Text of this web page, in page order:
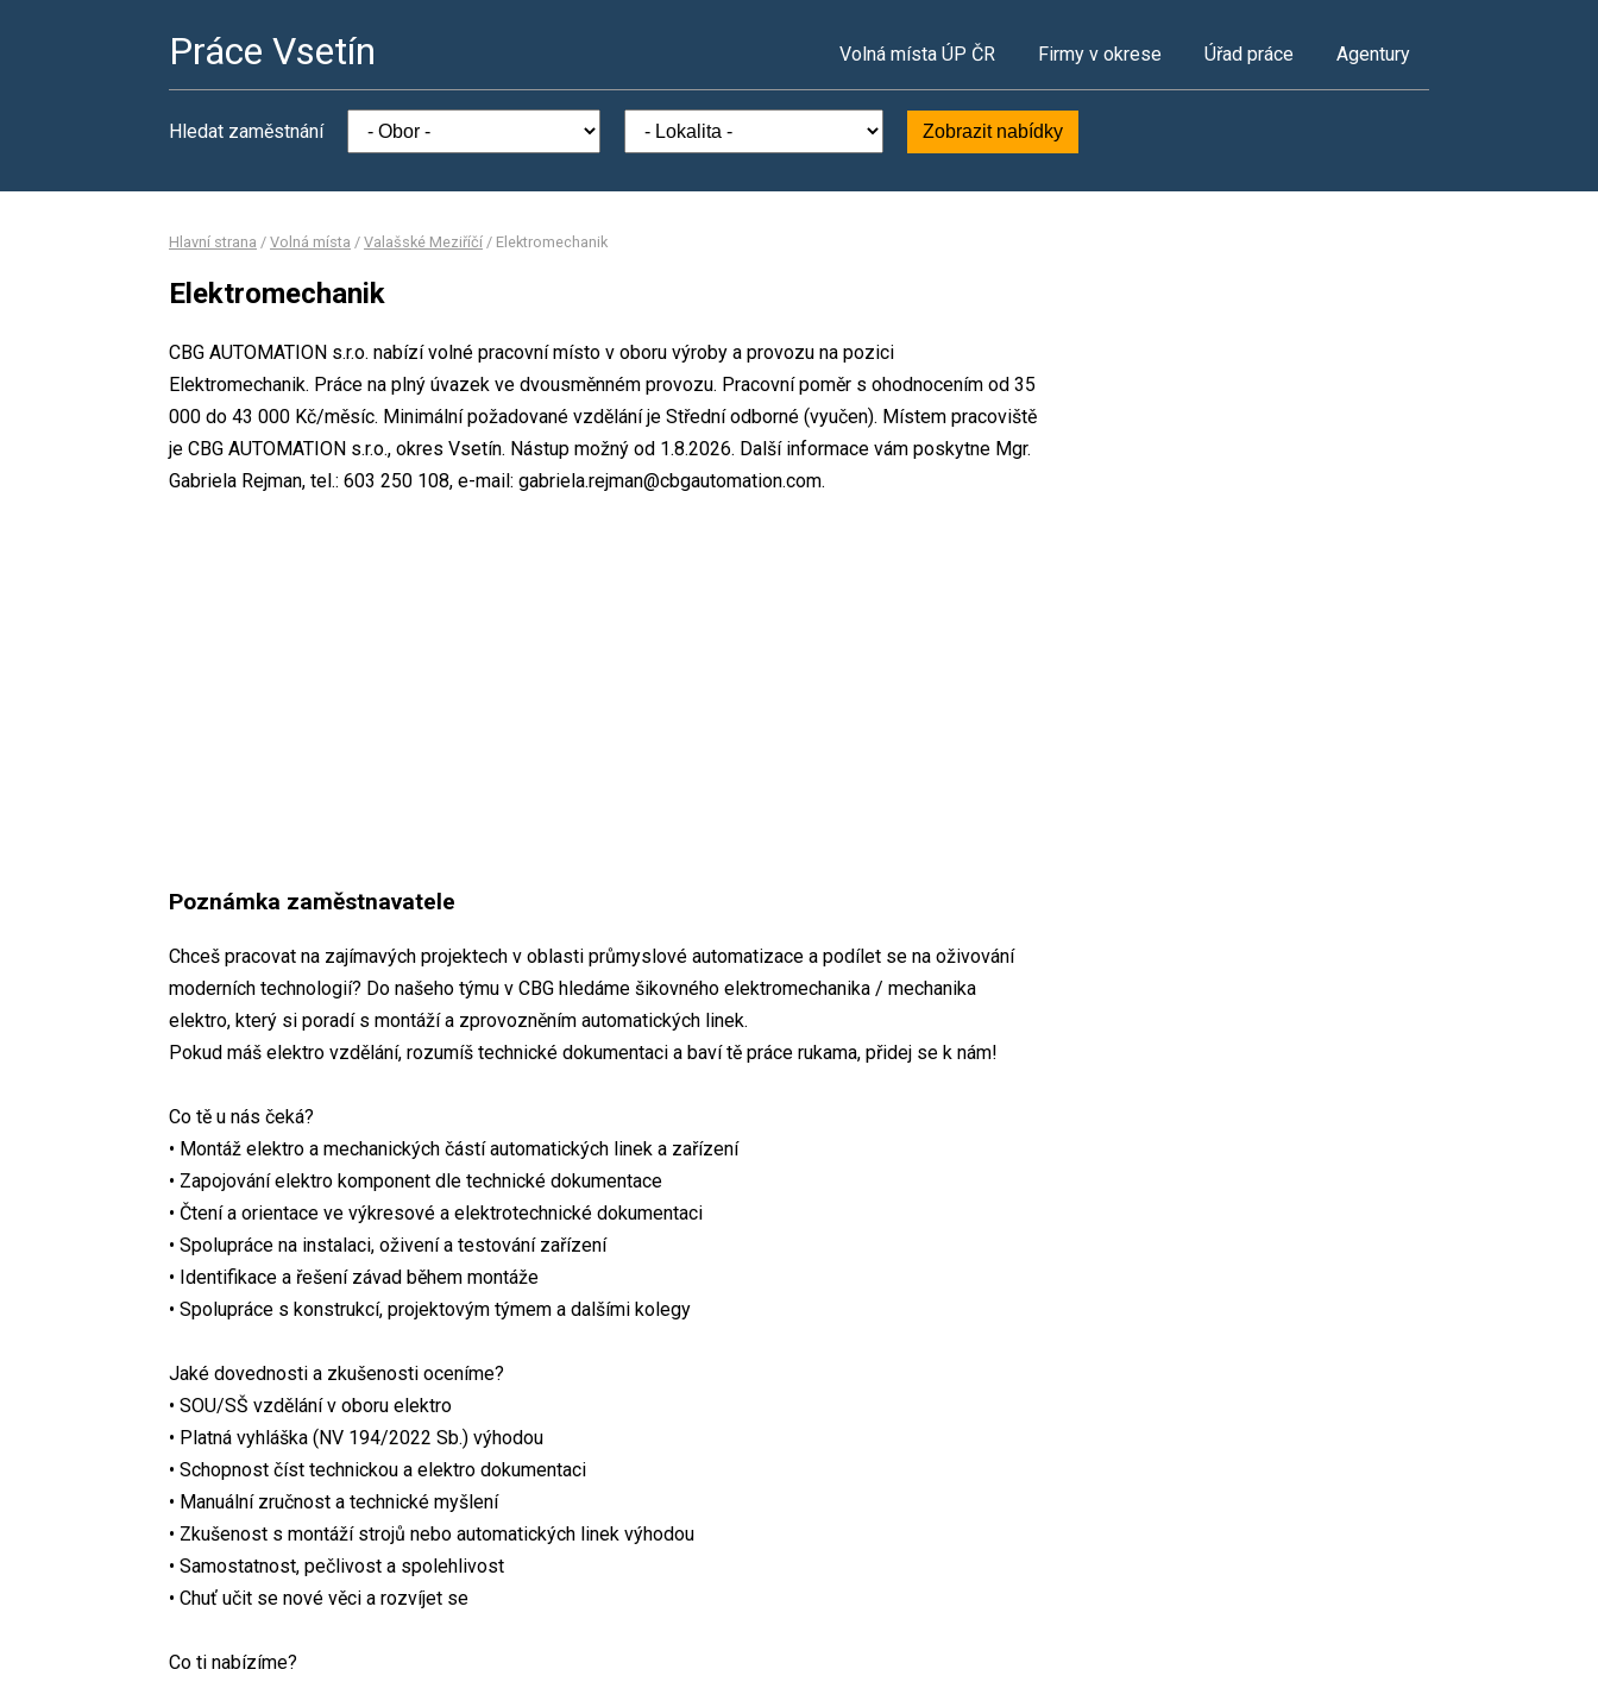
Práce Vsetín Volná místa ÚP ČR Firmy v okrese Úřad práce Agentury
Hledat zaměstnání Zobrazit nabídky
Hlavní strana / Volná místa / Valašské Meziříčí / Elektromechanik
Elektromechanik
CBG AUTOMATION s.r.o. nabízí volné pracovní místo v oboru výroby a provozu na pozici
Elektromechanik. Práce na plný úvazek ve dvousměnném provozu. Pracovní poměr s ohodnocením od 35
000 do 43 000 Kč/měsíc. Minimální požadované vzdělání je Střední odborné (vyučen). Místem pracoviště
je CBG AUTOMATION s.r.o., okres Vsetín. Nástup možný od 1.8.2026. Další informace vám poskytne Mgr.
Gabriela Rejman, tel.: 603 250 108, e-mail: gabriela.rejman@cbgautomation.com.
Poznámka zaměstnavatele
Chceš pracovat na zajímavých projektech v oblasti průmyslové automatizace a podílet se na oživování
moderních technologií? Do našeho týmu v CBG hledáme šikovného elektromechanika / mechanika
elektro, který si poradí s montáží a zprovozněním automatických linek.
Pokud máš elektro vzdělání, rozumíš technické dokumentaci a baví tě práce rukama, přidej se k nám!
Co tě u nás čeká?
• Montáž elektro a mechanických částí automatických linek a zařízení
• Zapojování elektro komponent dle technické dokumentace
• Čtení a orientace ve výkresové a elektrotechnické dokumentaci
• Spolupráce na instalaci, oživení a testování zařízení
• Identifikace a řešení závad během montáže
• Spolupráce s konstrukcí, projektovým týmem a dalšími kolegy
Jaké dovednosti a zkušenosti oceníme?
• SOU/SŠ vzdělání v oboru elektro
• Platná vyhláška (NV 194/2022 Sb.) výhodou
• Schopnost číst technickou a elektro dokumentaci
• Manuální zručnost a technické myšlení
• Zkušenost s montáží strojů nebo automatických linek výhodou
• Samostatnost, pečlivost a spolehlivost
• Chuť učit se nové věci a rozvíjet se
Co ti nabízíme?